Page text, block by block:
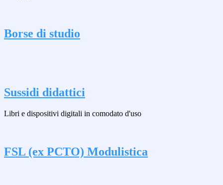
Borse di studio
Sussidi didattici
Libri e dispositivi digitali in comodato d'uso
FSL (ex PCTO) Modulistica